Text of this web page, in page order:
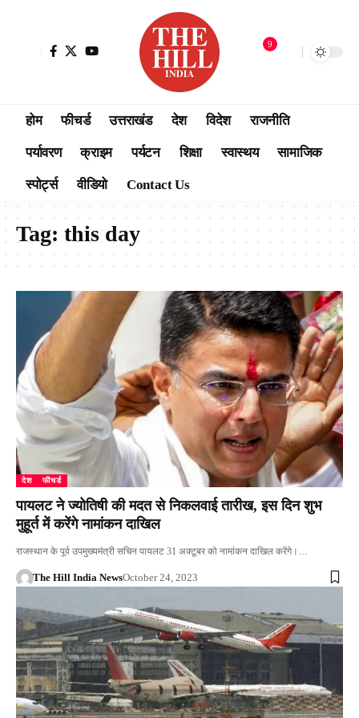
9
होम फीचर्ड उत्तराखंड देश विदेश राजनीति
पर्यावरण क्राइम पर्यटन शिक्षा स्वास्थय सामाजिक
स्पोर्ट्स वीडियो Contact Us
Tag: this day
देश फीचर्ड
पायलट ने ज्योतिषी की मदत से निकलवाई तारीख, इस दिन शुभ
मुहूर्त में करेंगे नामांकन दाखिल
राजस्थान के पूर्व उपमुख्यमंत्री सचिन पायलट 31 अक्टूबर को नामांकन दाखिल करेंगे।…
The Hill India NewsOctober 24, 2023